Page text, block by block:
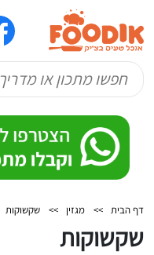
דף הבית >> מגזין >> שקשוקות
שקשוקות